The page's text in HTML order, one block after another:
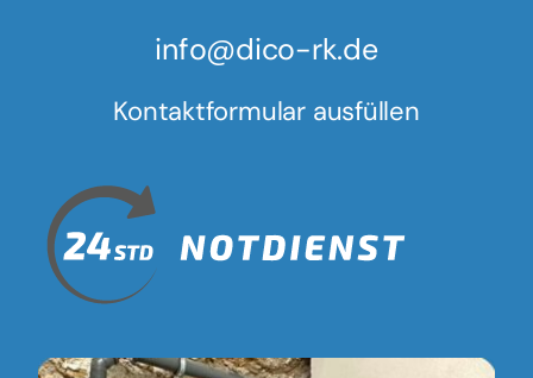
info@dico-rk.de
Kontaktformular ausfüllen